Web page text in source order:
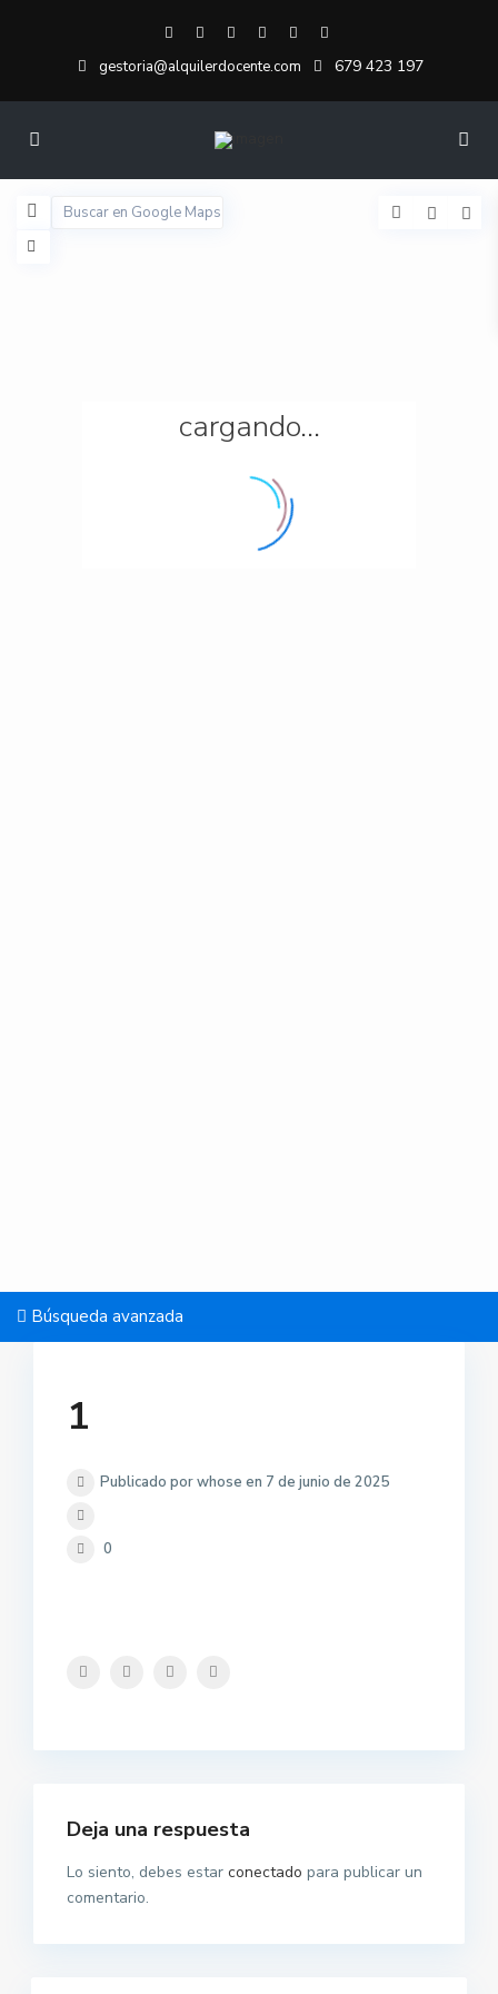
gestoria@alquilerdocente.com 679 423 197
cargando...
Búsqueda avanzada
1
Publicado por whose en 7 de junio de 2025
0
Deja una respuesta
Lo siento, debes estar conectado para publicar un
comentario.